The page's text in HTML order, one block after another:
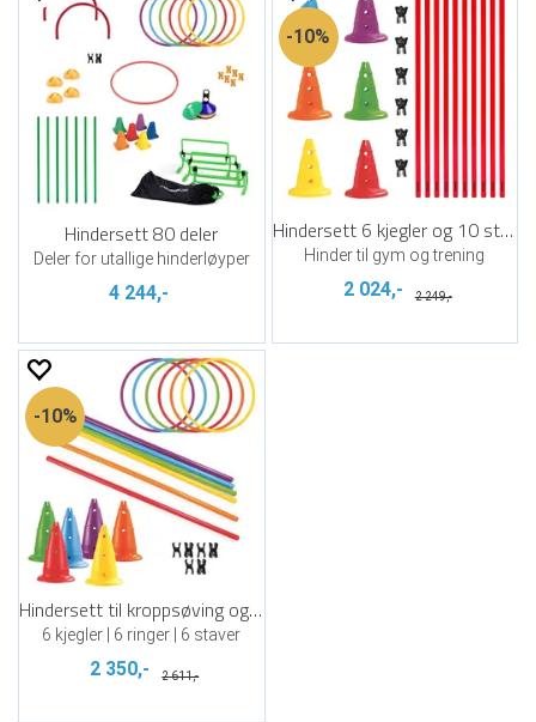
Hindersett 80 deler
Deler for utallige hinderløyper
4 244,-
10%
Hindersett 6 kjegler og 10 stenger
Hinder til gym og trening
2 024,- 2 249,-
10%
Hindersett til kroppsøving og trening
6 kjegler | 6 ringer | 6 staver
2 350,- 2 611,-